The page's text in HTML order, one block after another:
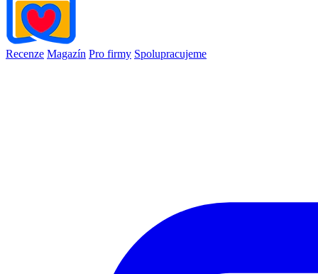
Recenze Magazín Pro firmy Spolupracujeme